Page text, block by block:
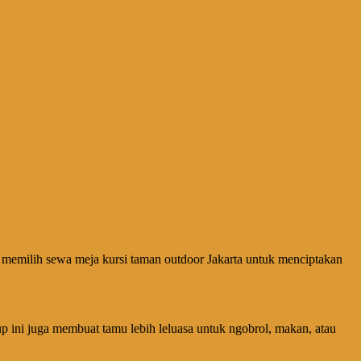
sewa meja kursi taman outdoor Jakarta untuk menciptakan
ini juga membuat tamu lebih leluasa untuk ngobrol, makan, atau